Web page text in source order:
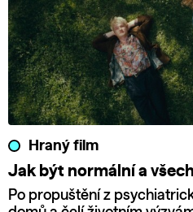
Hraný film
Jak být normální a
Po propuštění z